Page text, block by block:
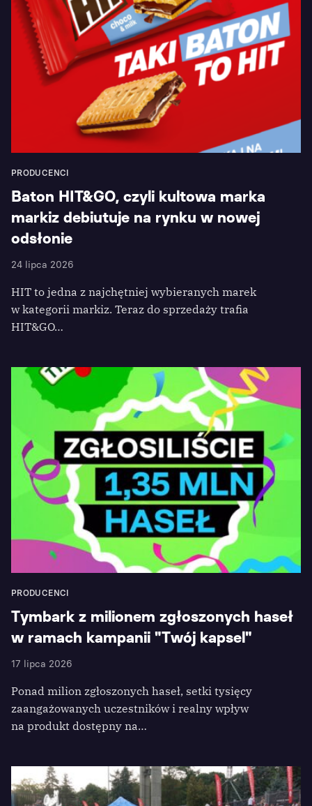
PRODUCENCI
Baton HIT&GO, czyli kultowa marka
markiz debiutuje na rynku w nowej
odsłonie
24 lipca 2026
HIT to jedna z najchętniej wybieranych marek
w kategorii markiz. Teraz do sprzedaży trafia
HIT&GO…
PRODUCENCI
Tymbark z milionem zgłoszonych haseł
w ramach kampanii "Twój kapsel"
17 lipca 2026
Ponad milion zgłoszonych haseł, setki tysięcy
zaangażowanych uczestników i realny wpływ
na produkt dostępny na…